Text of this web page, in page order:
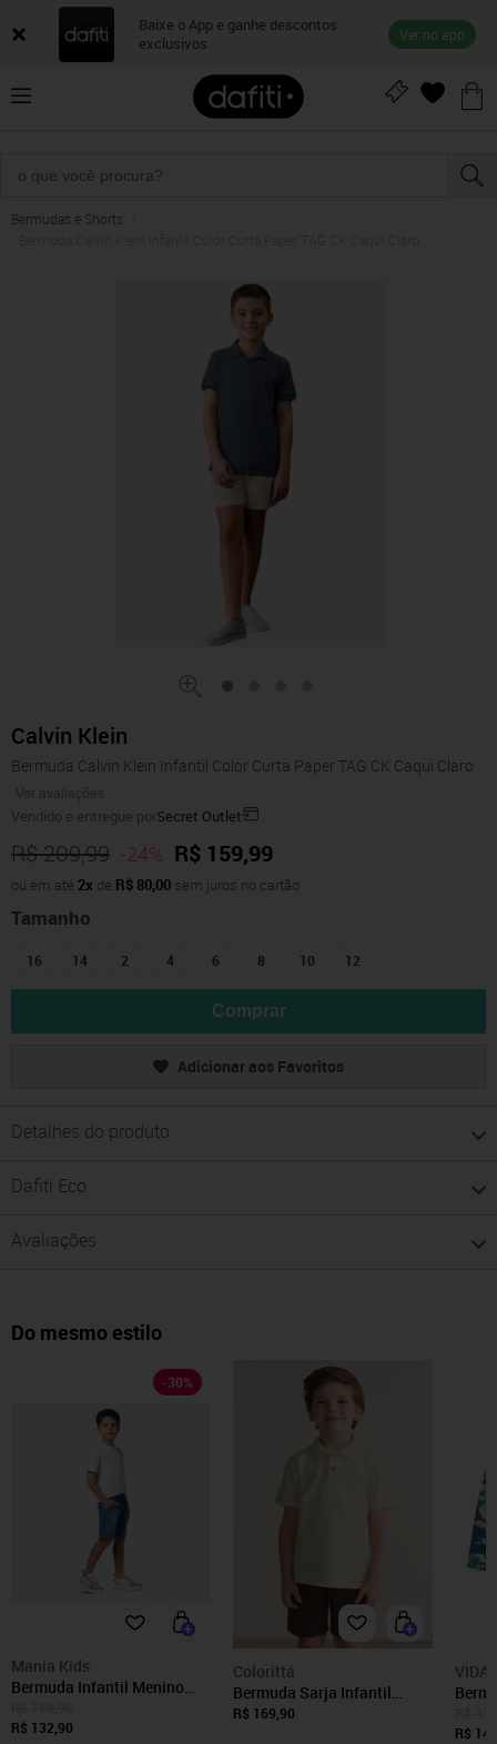
Baixe o App e ganhe descontos
exclusivos
Ver no app
Bermudas e Shorts
Calvin Klein
Bermuda Calvin Klein Infantil Color Curta Paper TAG CK Caqui Claro
Ver avaliações
Vendido e entregue porSecret Outlet
R$ 209,99 -24% R$ 159,99
ou em até 2x de R$ 80,00 sem juros no cartão
Tamanho
16 14 2 4 6 8 10 12
Comprar
Adicionar aos Favoritos
Detalhes do produto
Dafiti Eco
Avaliações
Do mesmo estilo
-30%
Mania Kids
Bermuda Infantil Menino
R$ 132,90
Colorittá
Bermuda Sarja Infantil
Menino Bolsos Colorittá
R$ 169,90
VIDA
R$